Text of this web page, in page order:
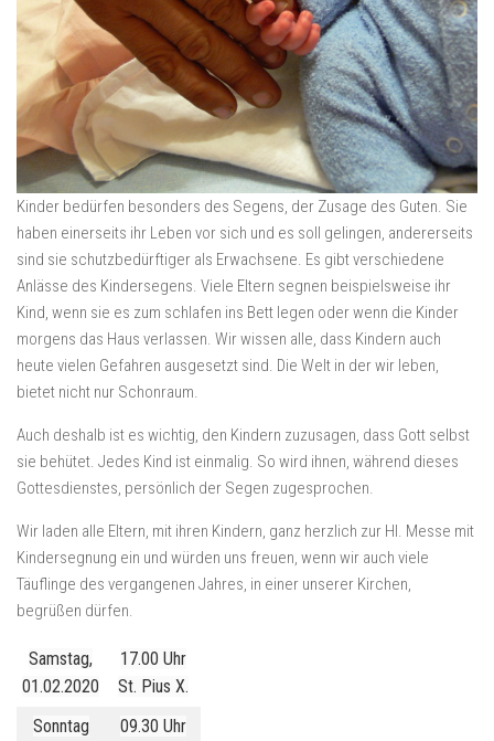
Kinder bedürfen besonders des Segens, der Zusage des Guten. Sie
haben einerseits ihr Leben vor sich und es soll gelingen, andererseits
sind sie schutzbedürftiger als Erwachsene. Es gibt verschiedene
Anlässe des Kindersegens. Viele Eltern segnen beispielsweise ihr
Kind, wenn sie es zum schlafen ins Bett legen oder wenn die Kinder
morgens das Haus verlassen. Wir wissen alle, dass Kindern auch
heute vielen Gefahren ausgesetzt sind. Die Welt in der wir leben,
bietet nicht nur Schonraum.
Auch deshalb ist es wichtig, den Kindern zuzusagen, dass Gott selbst
sie behütet. Jedes Kind ist einmalig. So wird ihnen, während dieses
Gottesdienstes, persönlich der Segen zugesprochen.
Wir laden alle Eltern, mit ihren Kindern, ganz herzlich zur Hl. Messe mit
Kindersegnung ein und würden uns freuen, wenn wir auch viele
Täuflinge des vergangenen Jahres, in einer unserer Kirchen,
begrüßen dürfen.
Samstag,
01.02.2020
17.00 Uhr
St. Pius X.
Sonntag
09.30 Uhr